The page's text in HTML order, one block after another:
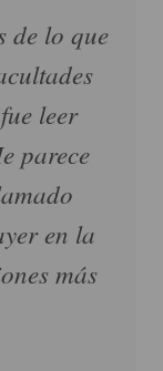
de lo que
leer
parece
en la
más